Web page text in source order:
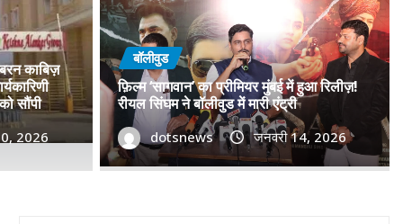
प्रमोद सावंत का ‘गोदान’ को
विमोचन कर मथुरा से फिल्म
मान!
2026
काबिज़
सौंपी
2026
बॉलीवुड
फ़िल्म ‘सागवान’ का प्रीमियर मुंबई में हुआ रिलीज़!
रीयल सिंघम ने बॉलीवुड में मारी एंट्री
dotsnews जनवरी 14, 2026